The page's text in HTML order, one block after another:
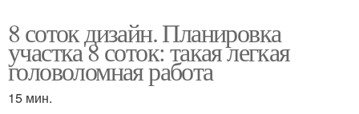
8 соток дизайн. Планировка
участка 8 соток: такая легкая
головоломная работа
15 мин.